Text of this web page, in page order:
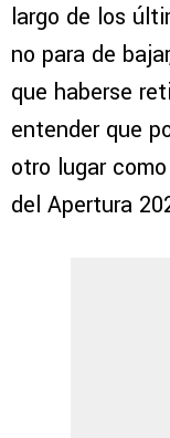
largo de los
no para de
que haberse
entender que
otro lugar
del Apertura